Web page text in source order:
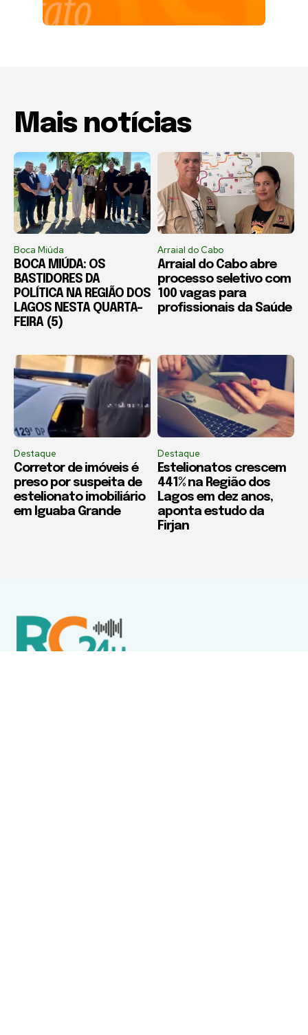
Mais notícias
Boca Miúda
BOCA MIÚDA: OS
BASTIDORES DA
POLÍTICA NA REGIÃO DOS
LAGOS NESTA QUARTA-
FEIRA (5)
Arraial do Cabo
Arraial do Cabo abre
processo seletivo com
100 vagas para
profissionais da Saúde
Destaque
Corretor de imóveis é
preso por suspeita de
estelionato imobiliário
em Iguaba Grande
Destaque
Estelionatos crescem
441% na Região dos
Lagos em dez anos,
aponta estudo da
Firjan